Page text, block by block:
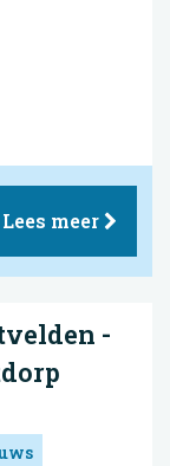
Lees meer
-